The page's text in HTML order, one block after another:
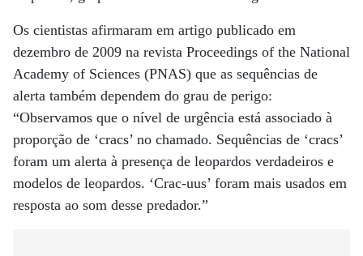
Os cientistas afirmaram em artigo publicado em
dezembro de 2009 na revista Proceedings of the National
Academy of Sciences (PNAS) que as sequências de
alerta também dependem do grau de perigo:
“Observamos que o nível de urgência está associado à
proporção de ‘cracs’ no chamado. Sequências de ‘cracs’
foram um alerta à presença de leopardos verdadeiros e
modelos de leopardos. ‘Crac-uus’ foram mais usados em
resposta ao som desse predador.”